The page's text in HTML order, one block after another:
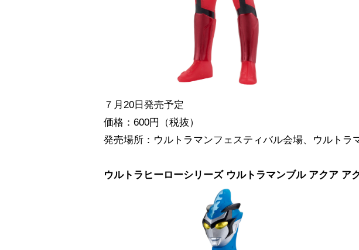
７月20日発売予定
価格：600円（税抜）
発売場所：ウルトラマンフェスティバル会場、ウルトラ
ウルトラヒーローシリーズ ウルトラマンブル アクア ア